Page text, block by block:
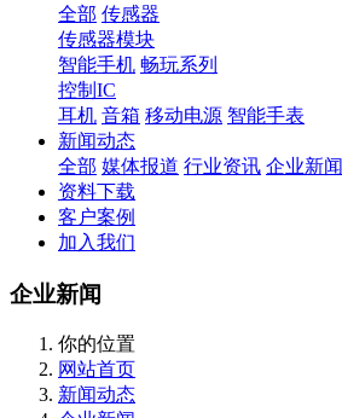
全部 传感器
传感器模块
智能手机 畅玩系列
控制IC
耳机 音箱 移动电源 智能手表
新闻动态
全部 媒体报道 行业资讯 企业新闻
资料下载
客户案例
加入我们
企业新闻
你的位置
网站首页
新闻动态